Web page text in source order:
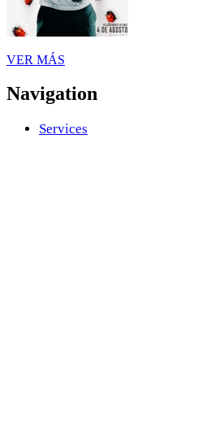
VER MÁS
Navigation
Services